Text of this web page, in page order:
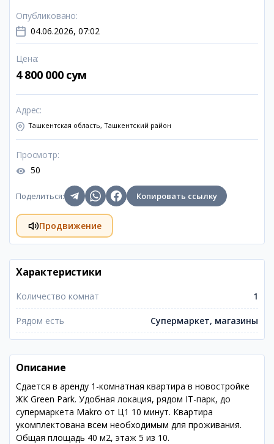
Опубликовано:
04.06.2026, 07:02
Цена:
4 800 000 сум
Адрес:
Ташкентская область, Ташкентский район
Просмотр:
50
Поделиться: Копировать ссылку
Продвижение
Характеристики
Количество комнат 1
Рядом есть Супермаркет, магазины
Описание
Сдается в аренду 1-комнатная квартира в новостройке
ЖК Green Park. Удобная локация, рядом IT-парк, до
супермаркета Makro от Ц1 10 минут. Квартира
укомплектована всем необходимым для проживания.
Общая площадь 40 м2, этаж 5 из 10.